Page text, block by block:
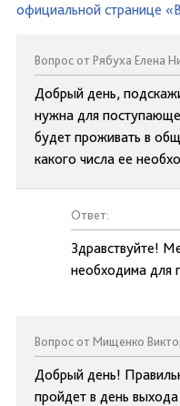
официальной странице
Вопрос от Рябуха Елена
Добрый день,
нужна для
будет проживать в
какого числа ее
Ответ:
Здравствуйте!
необходима для
Вопрос от Мищенко
Добрый день!
пройдет в день